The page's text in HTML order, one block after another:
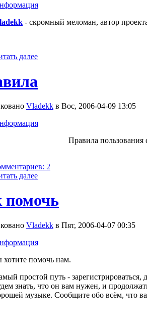
- скромный меломан, автор
далее
Vladekk в Вос, 2006-04-09 13:05
Правила пользования
2
далее
помочь
Vladekk в Пят, 2006-04-07 00:35
хотите помочь нам.
простой путь -
знать, что он вам нужен, и
музыке. Сообщите обо всём, что